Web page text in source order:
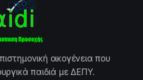
οικογένεια που
παιδιά με ΔΕΠΥ.